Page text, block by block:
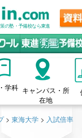
の塾・予備校なら東進
学科 キャンパス・所
在地
> 東海大学 > 入試倍率